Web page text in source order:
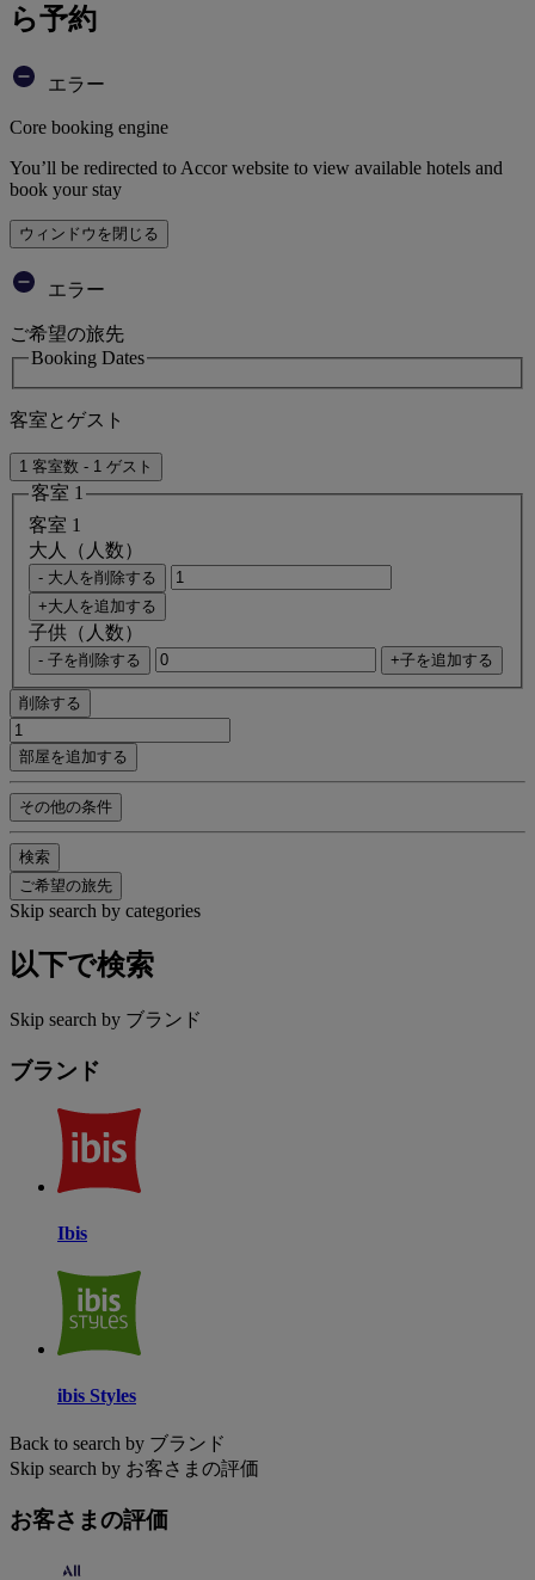
ら予約
エラー
Core booking engine
You’ll be redirected to Accor website to view available hotels and
book your stay
ウィンドウを閉じる
エラー
ご希望の旅先
Booking Dates
客室とゲスト
1 客室数 - 1 ゲスト
客室 1
客室 1
大人（人数）
- 大人を削除する
+大人を追加する
子供（人数）
- 子を削除する +子を追加する
削除する
部屋を追加する
その他の条件
検索
ご希望の旅先
Skip search by categories
以下で検索
Skip search by ブランド
ブランド
Ibis
ibis Styles
Back to search by ブランド
Skip search by お客さまの評価
お客さまの評価